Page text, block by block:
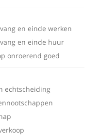
en einde werken
en einde huur
onroerend goed
echtscheiding